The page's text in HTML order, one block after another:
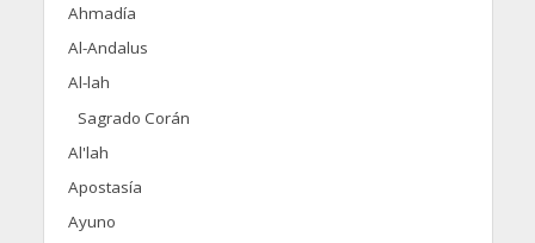
Ahmadía
Al-Andalus
Al-lah
Sagrado Corán
Al'lah
Apostasía
Ayuno